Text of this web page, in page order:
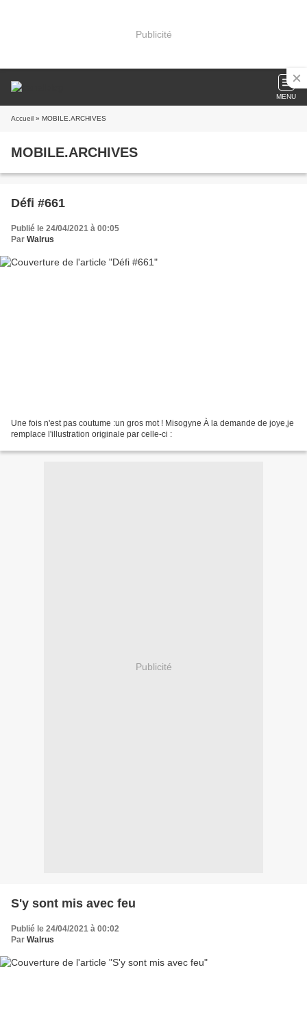
Publicité
MENU
Accueil » MOBILE.ARCHIVES
MOBILE.ARCHIVES
Défi #661
Publié le 24/04/2021 à 00:05
Par Walrus
Une fois n'est pas coutume :un gros mot ! Misogyne À la demande de joye,je
remplace l'illustration originale par celle-ci :
Publicité
S'y sont mis avec feu
Publié le 24/04/2021 à 00:02
Par Walrus